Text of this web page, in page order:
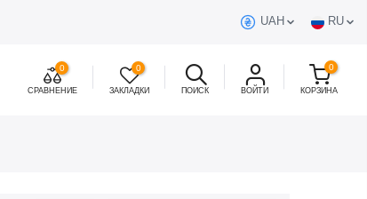
UAH RU
0
СРАВНЕНИЕ
0
ЗАКЛАДКИ ПОИСК ВОЙТИ
0
КОРЗИНА